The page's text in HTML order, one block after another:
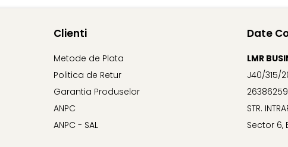
Clienti
Metode de Plata
Politica de Retur
Garantia Produselor
ANPC
ANPC - SAL
Date
LMR
J40/315/
26386259
STR.
Sector 6,